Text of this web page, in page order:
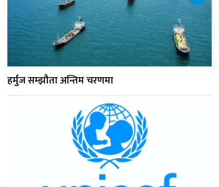
हर्मुज सम्झौता अन्तिम चरणमा